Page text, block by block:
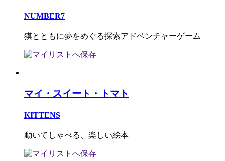
NUMBER7
獏とともに夢をめぐる探索アドベンチャーゲーム
マイ・スイート・トマト
KITTENS
動いてしゃべる、楽しい絵本